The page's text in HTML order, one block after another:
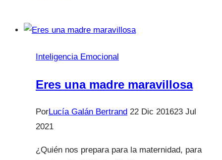
Inteligencia Emocional
Eres una madre maravillosa
PorLucía Galán Bertrand 22 Dic 201623 Jul
2021
¿Quién nos prepara para la maternidad, para